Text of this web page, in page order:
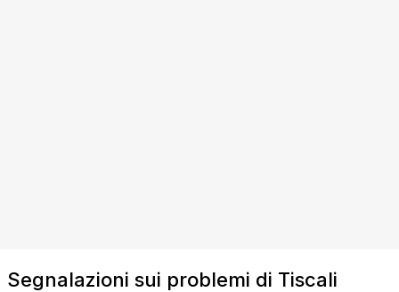
Segnalazioni sui problemi di Tiscali